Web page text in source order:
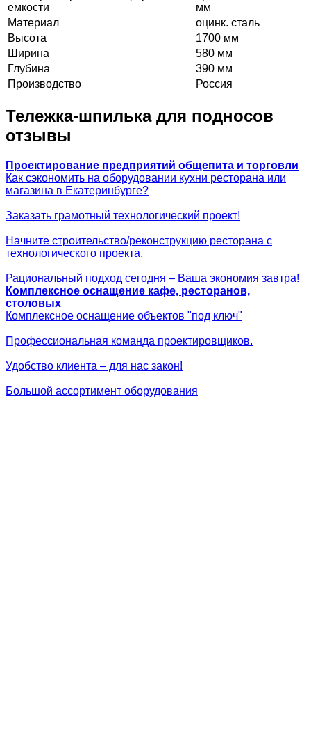
емкости
мм
Материал
оцинк. сталь
Высота
1700 мм
Ширина
580 мм
Глубина
390 мм
Производство
Россия
Тележка-шпилька для подносов
отзывы
Проектирование предприятий общепита и торговли
Как сэкономить на оборудовании кухни ресторана или
магазина в Екатеринбурге?
Заказать грамотный технологический проект!
Начните строительство/реконструкцию ресторана с
технологического проекта.
Рациональный подход сегодня – Ваша экономия завтра!
Комплексное оснащение кафе, ресторанов,
столовых
Комплексное оснащение объектов "под ключ"
Профессиональная команда проектировщиков.
Удобство клиента – для нас закон!
Большой ассортимент оборудования